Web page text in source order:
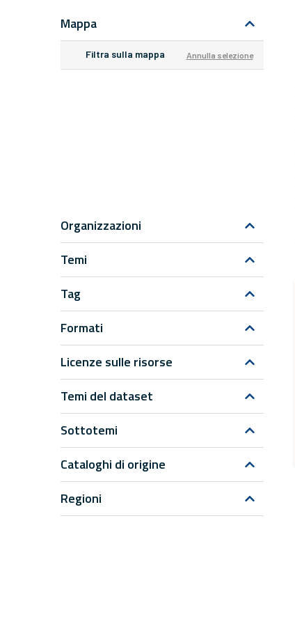
Mappa
Filtra sulla mappa Annulla selezione
Organizzazioni
Temi
Tag
Formati
Licenze sulle risorse
Temi del dataset
Sottotemi
Cataloghi di origine
Regioni